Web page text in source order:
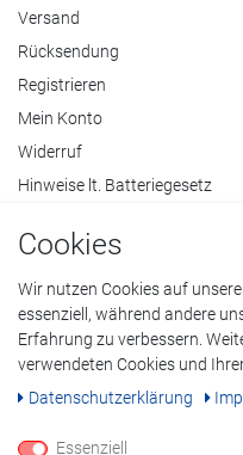
Versand
Rücksendung
Registrieren
Mein Konto
Widerruf
Hinweise lt. Batteriegesetz
Datenschutzerklärung • AGB
© Copyright 2022 Klöpping
durchgestrichenen Preisen
Cookies
Wir nutzen Cookies auf
essenziell, während andere
Erfahrung zu verbessern.
verwendeten Cookies und
Daten­schutz­erklärung
Essenziell